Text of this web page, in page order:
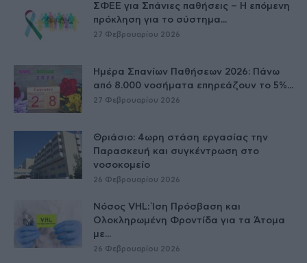
ΣΦΕΕ για Σπάνιες παθήσεις – Η επόμενη
πρόκληση για το σύστημα...
27 Φεβρουαρίου 2026
Ημέρα Σπανίων Παθήσεων 2026: Πάνω
από 8.000 νοσήματα επηρεάζουν το 5%...
27 Φεβρουαρίου 2026
Θριάσιο: 4ωρη στάση εργασίας την
Παρασκευή και συγκέντρωση στο
νοσοκομείο
26 Φεβρουαρίου 2026
Νόσος VHL: Ίση Πρόσβαση και
Ολοκληρωμένη Φροντίδα για τα Άτομα
με...
26 Φεβρουαρίου 2026